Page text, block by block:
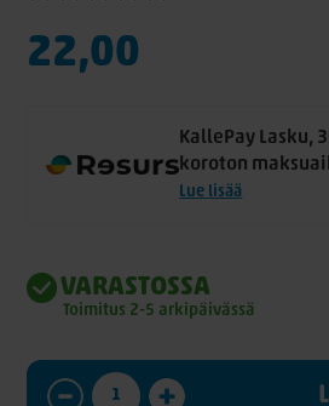
22,00
KallePay Lasku,
koroton
Lue lisää
VARASTOSSA
Toimitus 2-5 arkipäivässä